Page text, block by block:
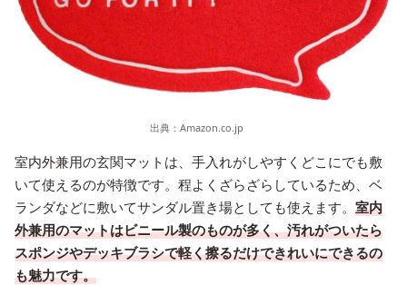
出典： Amazon.co.jp
室内外兼用の玄関マットは、手入れがしやすくどこにでも敷
いて使えるのが特徴です。程よくざらざらしているため、ベ
ランダなどに敷いてサンダル置き場としても使えます。 室内
外兼用のマットはビニール製のものが多く、汚れがついたら
スポンジやデッキブラシで軽く擦るだけできれいにできるの
も魅力です。